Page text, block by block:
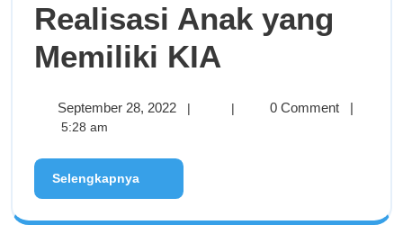
Realisasi Anak yang
Memiliki KIA
September 28, 2022 | | 0 Comment |
5:28 am
Selengkapnya